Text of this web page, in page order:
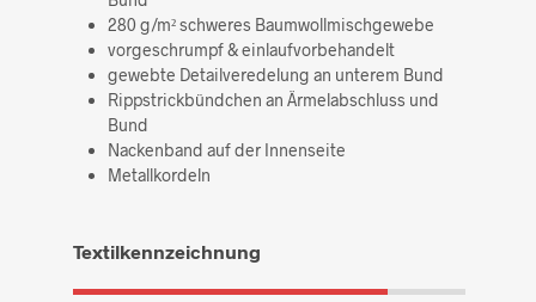
280 g/m² schweres Baumwollmischgewebe
vorgeschrumpf & einlaufvorbehandelt
gewebte Detailveredelung an unterem Bund
Rippstrickbündchen an Ärmelabschluss und
Bund
Nackenband auf der Innenseite
Metallkordeln
Textilkennzeichnung